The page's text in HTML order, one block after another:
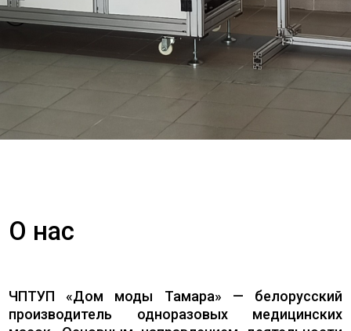
О нас
ЧПТУП «Дом моды Тамара» — белорусский
производитель одноразовых медицинских